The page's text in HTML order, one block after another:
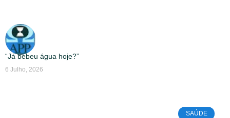
“Já bebeu água hoje?”
6 Julho, 2026
SAÚDE